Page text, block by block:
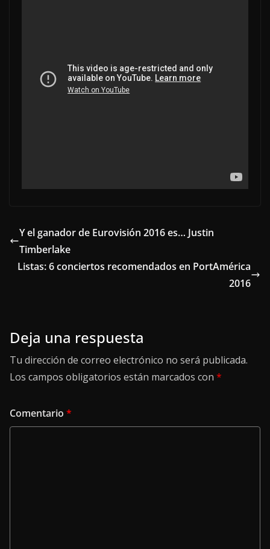
Y el ganador de Eurovisión 2016 es… Justin
Timberlake
Listas: 6 conciertos recomendados en PortAmérica
2016
Deja una respuesta
Tu dirección de correo electrónico no será publicada.
Los campos obligatorios están marcados con *
Comentario *